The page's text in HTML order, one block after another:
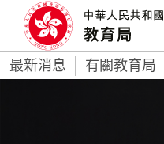
最新消息 有關教育局